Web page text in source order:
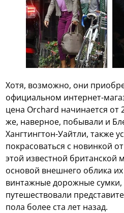
Хотя, возможно, они
официальном интернет-
цена Orchard начинается от
же, наверное, побывали и
Хангтингтон-Уайтли, также
покрасоваться с новинкой
этой известной британской
основой внешнего облика
винтажные дорожные
путешествовали
пола более ста лет назад.